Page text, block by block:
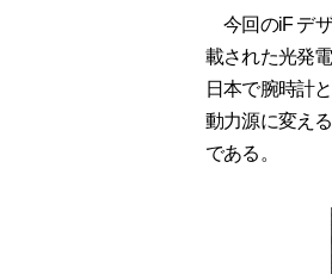
今回のiF デ
載された光発
日本で腕時計
動力源に変え
である。